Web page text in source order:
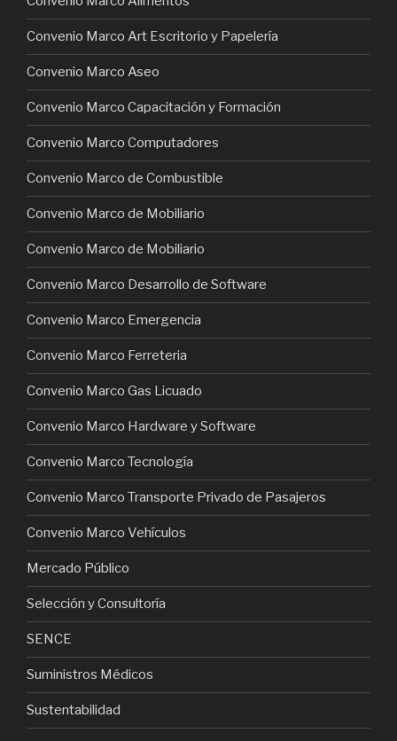
Convenio Marco Art Escritorio y Papelería
Convenio Marco Aseo
Convenio Marco Capacitación y Formación
Convenio Marco Computadores
Convenio Marco de Combustible
Convenio Marco de Mobiliario
Convenio Marco de Mobiliario
Convenio Marco Desarrollo de Software
Convenio Marco Emergencia
Convenio Marco Ferreteria
Convenio Marco Gas Licuado
Convenio Marco Hardware y Software
Convenio Marco Tecnología
Convenio Marco Transporte Privado de Pasajeros
Convenio Marco Vehículos
Mercado Público
Selección y Consultoría
SENCE
Suministros Médicos
Sustentabilidad